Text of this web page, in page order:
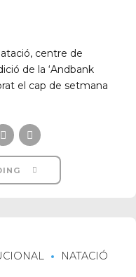
centre de
de la ‘Andbank
el cap de setmana
NATACIÓ